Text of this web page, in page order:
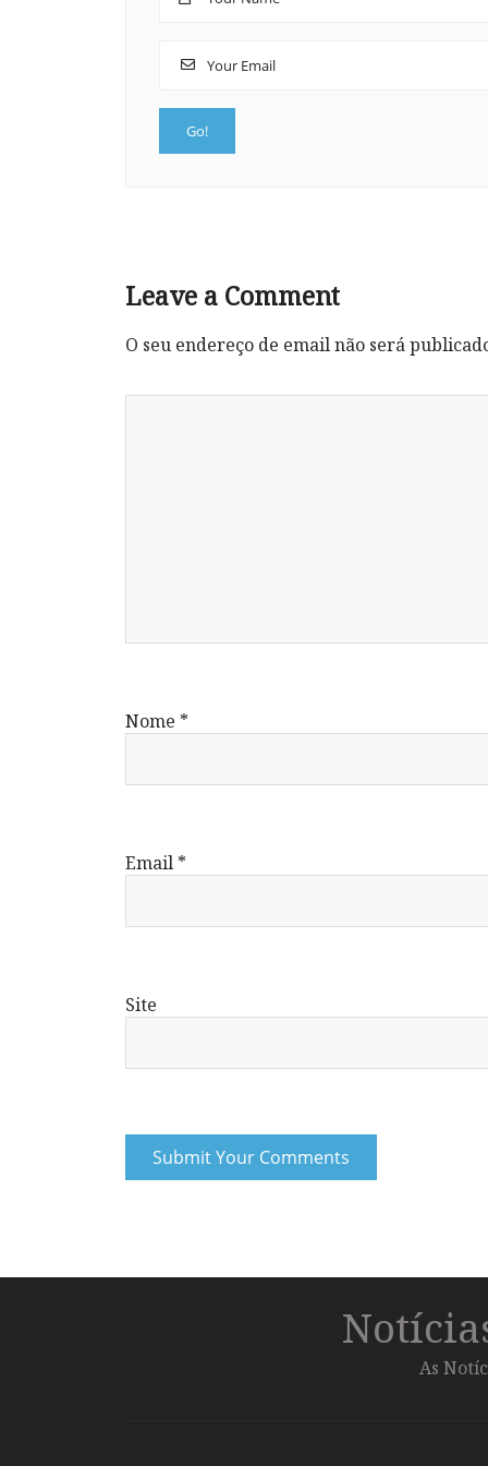
Leave a Comment
O seu endereço de email não será
Nome *
Email *
Site
As